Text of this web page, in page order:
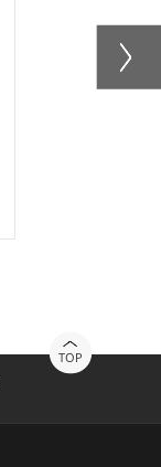
TOP